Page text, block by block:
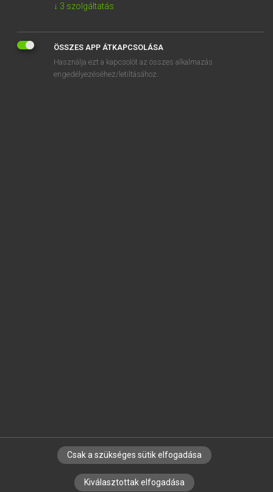
spam
IRATKOZZ FEL HÍRLEVELÜNKRE!
↓ 3 szolgáltatás
ÖSSZES APP ÁTKAPCSOLÁSA
Használja ezt a kapcsolót az összes alkalmazás
engedélyezéséhez/letiltásához.
Csak a szükséges sütik elfogadása
Kiválasztottak elfogadása